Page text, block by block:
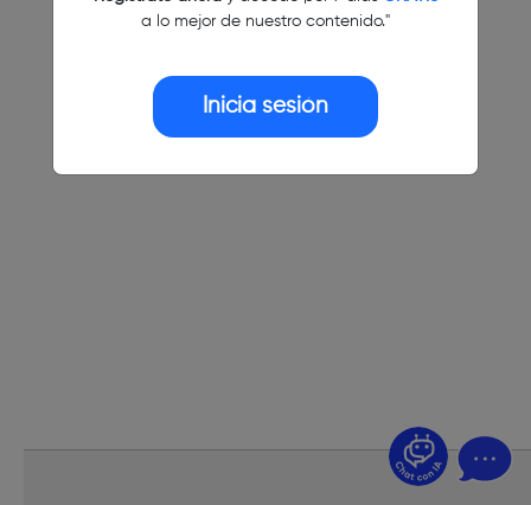
a lo mejor de nuestro contenido."
Inicia sesión